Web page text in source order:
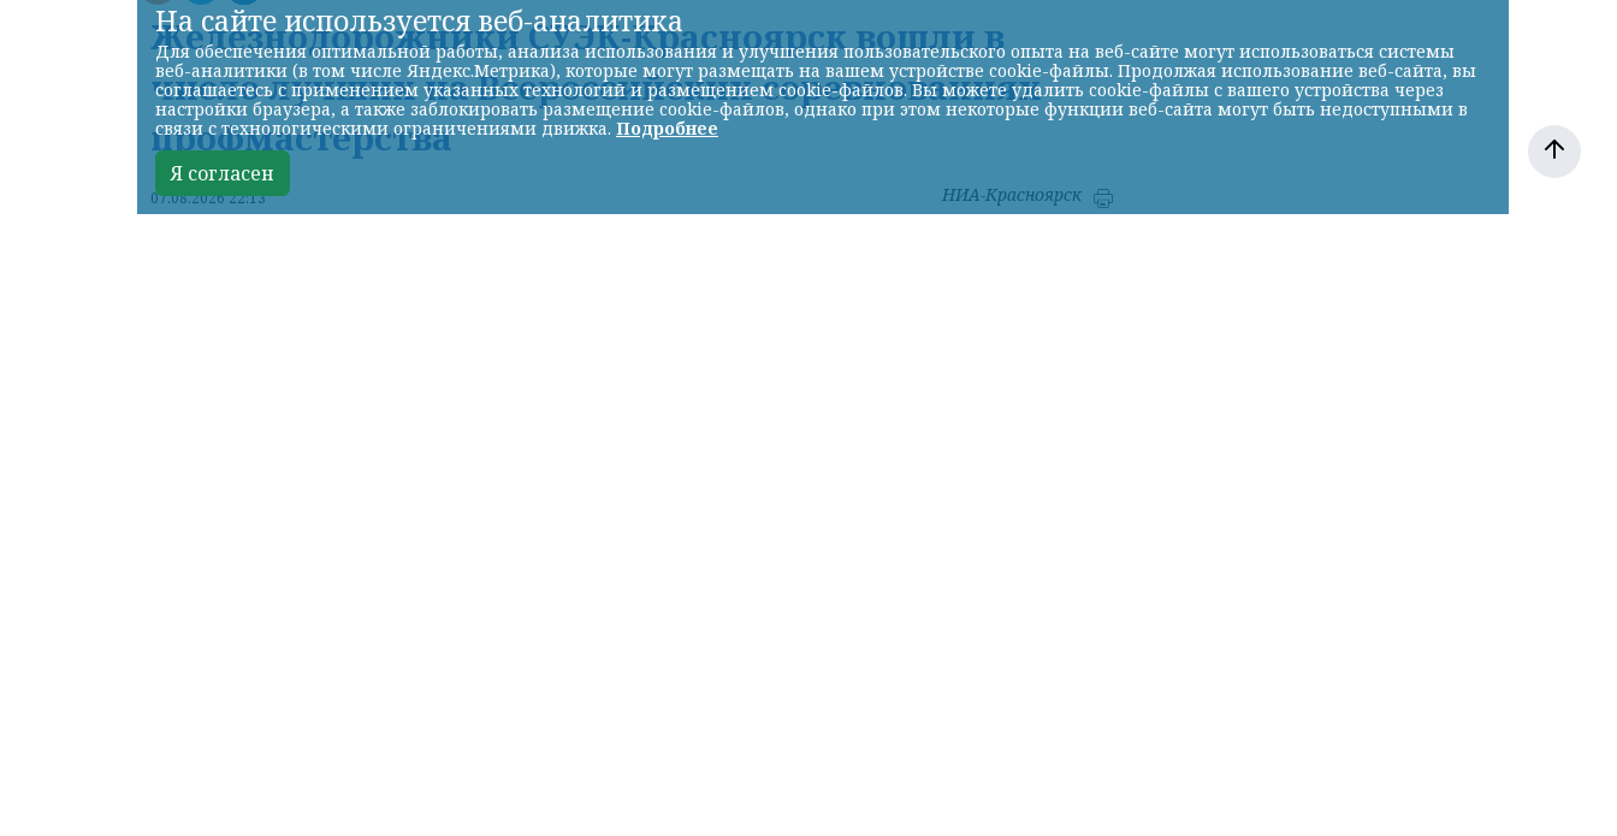
Железнодорожники СУЭК-Красноярск вошли в
число лучших на Всероссийских соревнованиях
профмастерства
07.08.2026 22:13 НИА-Красноярск
На сайте используется веб-аналитика
Для обеспечения оптимальной работы, анализа использования и улучшения пользовательского опыта на веб-сайте могут использоваться системы
веб-аналитики (в том числе Яндекс.Метрика), которые могут размещать на вашем устройстве cookie-файлы. Продолжая использование веб-сайта, вы
соглашаетесь с применением указанных технологий и размещением cookie-файлов. Вы можете удалить cookie-файлы с вашего устройства через
настройки браузера, а также заблокировать размещение cookie-файлов, однако при этом некоторые функции веб-сайта могут быть недоступными в
связи с технологическими ограничениями движка. Подробнее
Я согласен